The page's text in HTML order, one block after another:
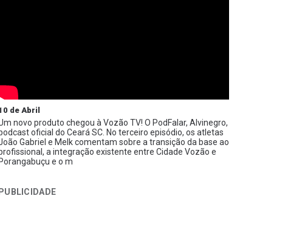
de Abril
novo produto chegou à Vozão TV! O PodFalar, Alvinegro,
oficial do Ceará SC. No terceiro episódio, os atletas
Gabriel e Melk comentam sobre a transição da base ao
a integração existente entre Cidade Vozão e
Porangabuçu e o m
PUBLICIDADE